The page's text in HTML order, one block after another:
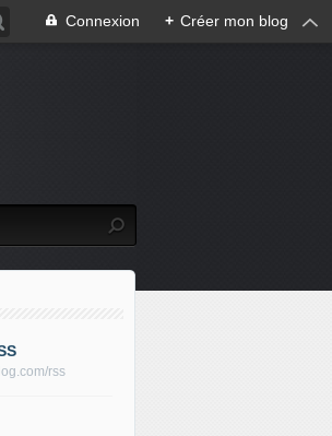
Connexion + Créer mon blog
rss